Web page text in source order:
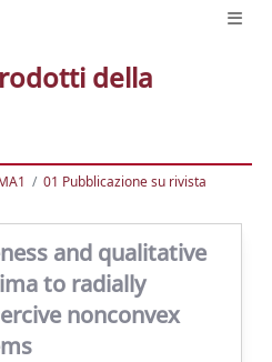
della
01 Pubblicazione su rivista
and qualitative
to radially
nonconvex